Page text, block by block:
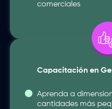
comerciales
Capacitación en
Aprenda a
cantidades más